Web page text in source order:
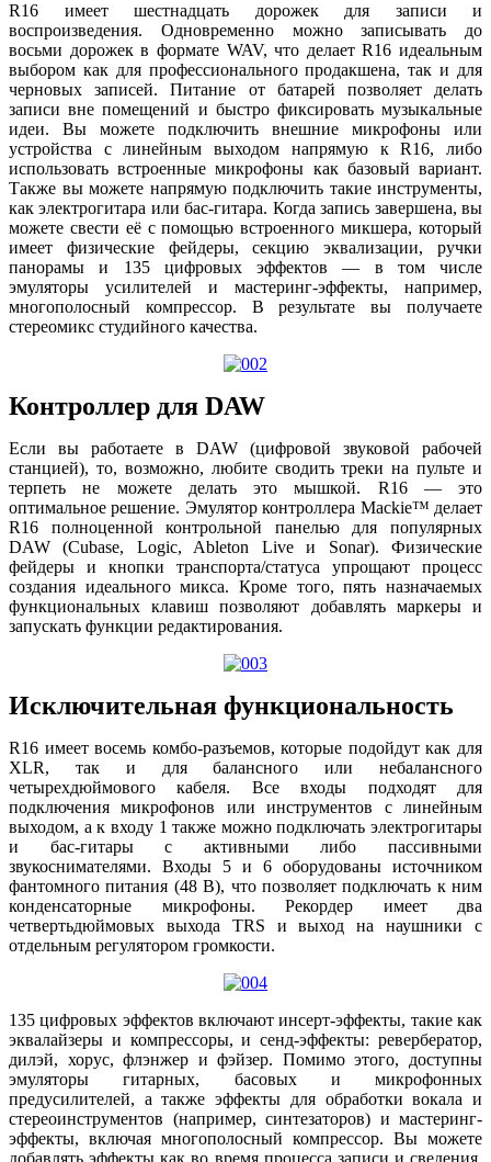
R16 имеет шестнадцать дорожек для записи и
воспроизведения. Одновременно можно записывать до
восьми дорожек в формате WAV, что делает R16 идеальным
выбором как для профессионального продакшена, так и для
черновых записей. Питание от батарей позволяет делать
записи вне помещений и быстро фиксировать музыкальные
идеи. Вы можете подключить внешние микрофоны или
устройства с линейным выходом напрямую к R16, либо
использовать встроенные микрофоны как базовый вариант.
Также вы можете напрямую подключить такие инструменты,
как электрогитара или бас-гитара. Когда запись завершена, вы
можете свести её с помощью встроенного микшера, который
имеет физические фейдеры, секцию эквализации, ручки
панорамы и 135 цифровых эффектов — в том числе
эмуляторы усилителей и мастеринг-эффекты, например,
многополосный компрессор. В результате вы получаете
стереомикс студийного качества.
Контроллер для DAW
Если вы работаете в DAW (цифровой звуковой рабочей
станцией), то, возможно, любите сводить треки на пульте и
терпеть не можете делать это мышкой. R16 — это
оптимальное решение. Эмулятор контроллера Mackie™ делает
R16 полноценной контрольной панелью для популярных
DAW (Cubase, Logic, Ableton Live и Sonar). Физические
фейдеры и кнопки транспорта/статуса упрощают процесс
создания идеального микса. Кроме того, пять назначаемых
функциональных клавиш позволяют добавлять маркеры и
запускать функции редактирования.
Исключительная функциональность
R16 имеет восемь комбо-разъемов, которые подойдут как для
XLR, так и для балансного или небалансного
четырехдюймового кабеля. Все входы подходят для
подключения микрофонов или инструментов с линейным
выходом, а к входу 1 также можно подключать электрогитары
и бас-гитары с активными либо пассивными
звукоснимателями. Входы 5 и 6 оборудованы источником
фантомного питания (48 В), что позволяет подключать к ним
конденсаторные микрофоны. Рекордер имеет два
четвертьдюймовых выхода TRS и выход на наушники с
отдельным регулятором громкости.
135 цифровых эффектов включают инсерт-эффекты, такие как
эквалайзеры и компрессоры, и сенд-эффекты: ревербератор,
дилэй, хорус, флэнжер и фэйзер. Помимо этого, доступны
эмуляторы гитарных, басовых и микрофонных
предусилителей, а также эффекты для обработки вокала и
стереоинструментов (например, синтезаторов) и мастеринг-
эффекты, включая многополосный компрессор. Вы можете